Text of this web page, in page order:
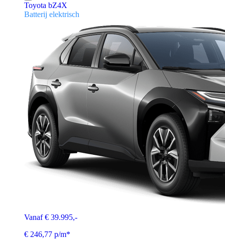
Toyota bZ4X
Batterij elektrisch
Vanaf € 39.995,-
€ 246,77 p/m*